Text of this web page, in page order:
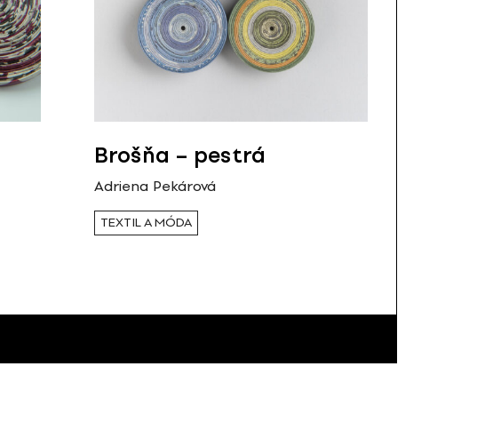
Brošňa – pestrá
Adriena Pekárová
TEXTIL A MÓDA